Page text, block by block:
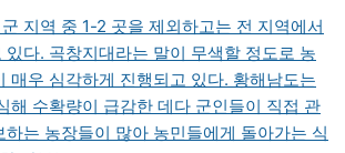
지역 중 1-2 곳을 제외하고는 전 지역에서
있다. 곡창지대라는 말이 무색할 정도로 농
매우 심각하게 진행되고 있다. 황해남도는
해 수확량이 급감한 데다 군인들이 직접 관
하는 농장들이 많아 농민들에게 돌아가는 식